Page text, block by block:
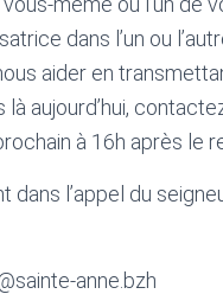
dans l’un ou
aider en
là aujourd’hui,
à 16h après le
dans l’appel du
anne.bzh